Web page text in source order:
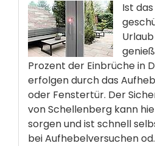
Ist
Prozent der Einbrüche in
erfolgen durch das
oder Fenstertür. Der
von Schellenberg kann
sorgen und ist schnell
bei Aufhebelversuchen